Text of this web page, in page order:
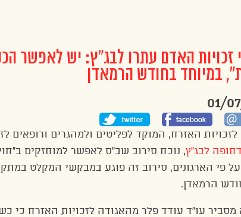
זכויות האדם עתרו לבג”ץ: יש לאפשר
במיוחד בחודש הרמאדן
01/
האזרח, המוקד לפליטים ולמהגרים ורופאים
לבג”ץ, נוכח סירוב שב”ס לאפשר למוחזקים
פי הארגונים, סירוב זה פוגע במבקשי המקלט
הרמאדן.
מסביר עו”ד עודד פלר מהאגודה לזכויות האזרח כי